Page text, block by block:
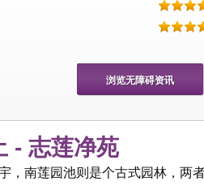
浏览无障碍资讯
- 志莲净苑
，南莲园池则是个古式园林，两